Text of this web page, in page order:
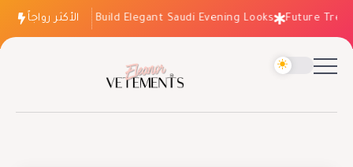
الأكثر رواجاً
How to Build Elegant Saudi Evening Looks Future